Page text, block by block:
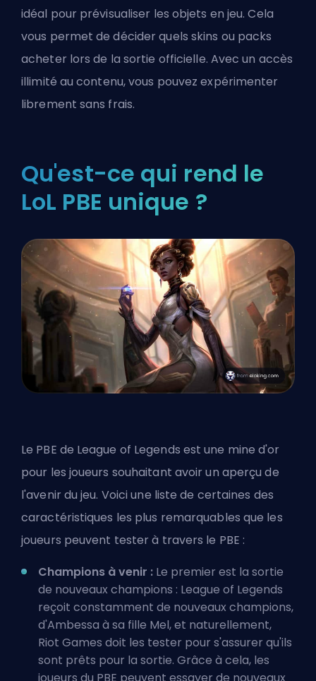
idéal pour prévisualiser les objets en jeu. Cela
vous permet de décider quels skins ou packs
acheter lors de la sortie officielle. Avec un accès
illimité au contenu, vous pouvez expérimenter
librement sans frais.
Qu'est-ce qui rend le
LoL PBE unique ?
Le PBE de League of Legends est une mine d'or
pour les joueurs souhaitant avoir un aperçu de
l'avenir du jeu. Voici une liste de certaines des
caractéristiques les plus remarquables que les
joueurs peuvent tester à travers le PBE :
Champions à venir : Le premier est la sortie
de nouveaux champions : League of Legends
reçoit constamment de nouveaux champions,
d'Ambessa à sa fille Mel, et naturellement,
Riot Games doit les tester pour s'assurer qu'ils
sont prêts pour la sortie. Grâce à cela, les